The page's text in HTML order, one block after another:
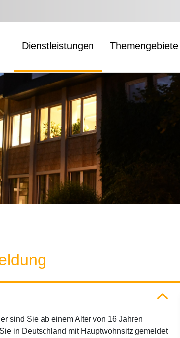
Dienstleistungen Themengebiete
sind Sie ab einem Alter von 16 Jahren
in Deutschland mit Hauptwohnsitz gemeldet